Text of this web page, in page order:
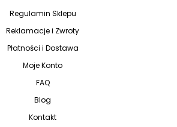
Regulamin Sklepu
Reklamacje i Zwroty
Płatności i Dostawa
Moje Konto
FAQ
Blog
Kontakt